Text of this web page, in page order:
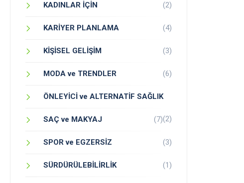
KADINLAR İÇİN (2)
KARİYER PLANLAMA (4)
KİŞİSEL GELİŞİM (3)
MODA ve TRENDLER (6)
ÖNLEYİCİ ve ALTERNATİF SAĞLIK
(2)
SAÇ ve MAKYAJ (7)
SPOR ve EGZERSİZ (3)
SÜRDÜRÜLEBİLİRLİK (1)